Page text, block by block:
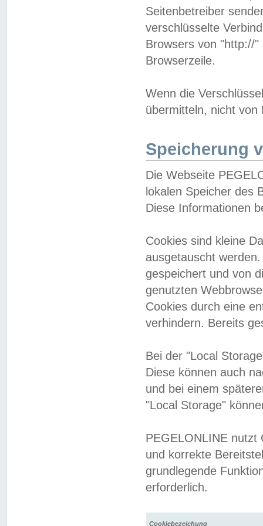
Seitenbetreiber
verschlüsselte
Browsers von "http://
Browserzeile.
Wenn die
übermitteln, nicht von
Speicherung
Die Webseite
lokalen Speicher des
Diese Informationen
Cookies sind kleine
ausgetauscht
gespeichert und von
genutzten
Cookies durch eine
verhindern. Bereits
Bei der "Local
Diese können auch
und bei einem
"Local Storage"
PEGELONLINE nutzt
und korrekte
grundlegende
erforderlich.
Cookiebezeichung